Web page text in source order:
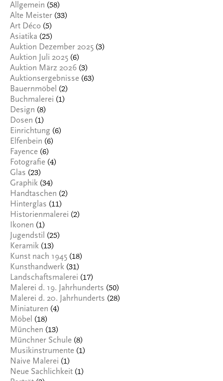
Allgemein (58)
Alte Meister (33)
Art Déco (5)
Asiatika (25)
Auktion Dezember 2025 (3)
Auktion Juli 2025 (6)
Auktion März 2026 (3)
Auktionsergebnisse (63)
Bauernmöbel (2)
Buchmalerei (1)
Design (8)
Dosen (1)
Einrichtung (6)
Elfenbein (6)
Fayence (6)
Fotografie (4)
Glas (23)
Graphik (34)
Handtaschen (2)
Hinterglas (11)
Historienmalerei (2)
Ikonen (1)
Jugendstil (25)
Keramik (13)
Kunst nach 1945 (18)
Kunsthandwerk (31)
Landschaftsmalerei (17)
Malerei d. 19. Jahrhunderts (50)
Malerei d. 20. Jahrhunderts (28)
Miniaturen (4)
Möbel (18)
München (13)
Münchner Schule (8)
Musikinstrumente (1)
Naive Malerei (1)
Neue Sachlichkeit (1)